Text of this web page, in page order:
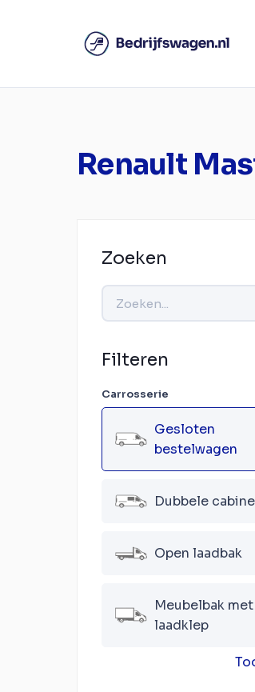
Renault
Zoeken
Filteren
Carrosserie
Gesloten
bestelwagen
Dubbele cabine
Open laadbak
Meubelbak met
laadklep